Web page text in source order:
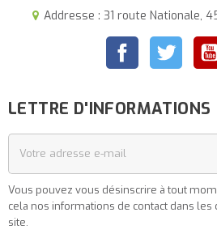
Addresse : 31 route Nationale,
Facebook
LETTRE D'INFORMATIONS
Vous pouvez vous désinscrire à tout
cela nos informations de contact dans
site.